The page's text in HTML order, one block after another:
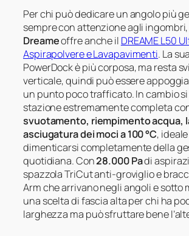
Per chi può dedicare un angolo più
sempre con attenzione agli
Dreameoffre anche il DREAME L50
Aspirapolvere e Lavapavimenti. La
PowerDock è più corposa, ma resta
verticale, quindi può essere
un punto poco trafficato. In cambio
stazione estremamente completa
svuotamento, riempimento acqua,
asciugatura dei moci a 100 °C,
dimenticarsi completamente della
quotidiana. Con28.000 Padi
spazzola TriCut anti-groviglio e
Arm che arrivano negli angoli e sotto
una scelta di fascia alta per chi ha
larghezza ma può sfruttare bene